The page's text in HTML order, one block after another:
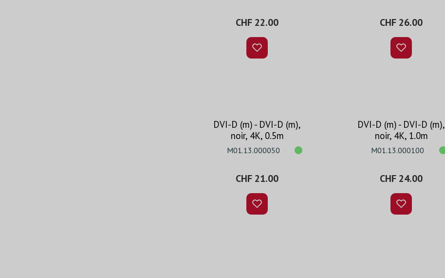
CHF 22.00 CHF 26.00
DVI-D (m) - DVI-D (m),
noir, 4K, 0.5m
M01.13.000050
CHF 21.00
DVI-D (m) - DVI-D (m),
noir, 4K, 1.0m
M01.13.000100
CHF 24.00